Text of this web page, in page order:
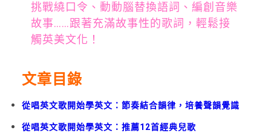
挑戰繞口令、動動腦替換語詞、編創音樂
故事……跟著充滿故事性的歌詞，輕鬆接
觸英美文化！
文章目錄
從唱英文歌開始學英文：節奏結合韻律，培養聲韻覺識
從唱英文歌開始學英文：推薦12首經典兒歌